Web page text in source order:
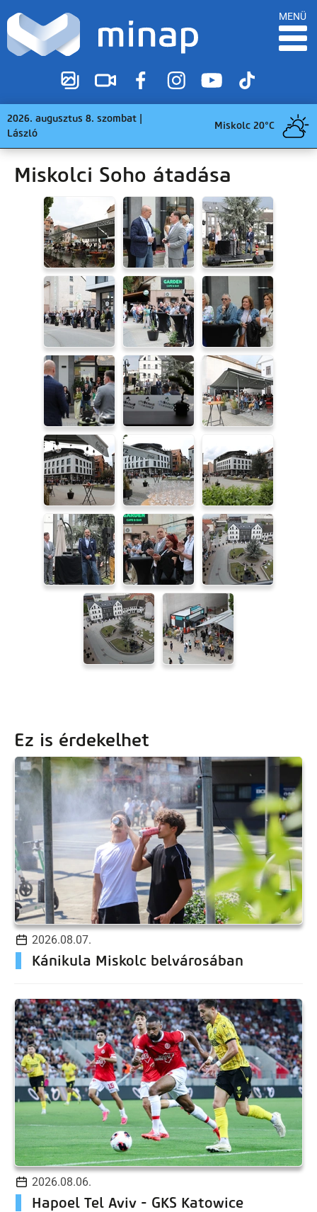
MENÜ
2026. augusztus 8. szombat |
László
Miskolc 20°C
Miskolci Soho átadása
Ez is érdekelhet
2026.08.07.
Kánikula Miskolc belvárosában
2026.08.06.
Hapoel Tel Aviv - GKS Katowice